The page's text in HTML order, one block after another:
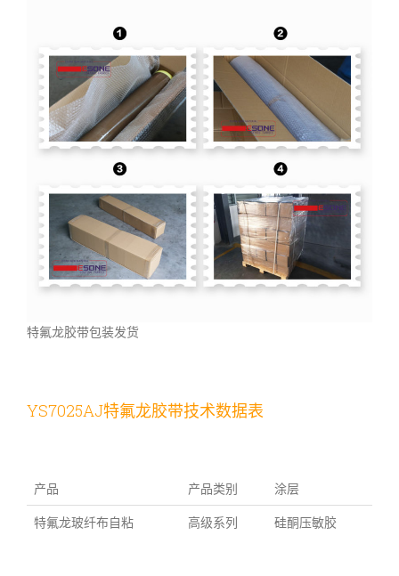
特氟龙胶带包装发货
YS7025AJ特氟龙胶带技术数据表
产品 产品类别 涂层
特氟龙玻纤布自粘 高级系列 硅酮压敏胶